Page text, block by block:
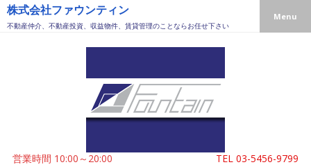
株式会社ファウンティン
不動産仲介、不動産投資、収益物件、賃貸管理のことならお任せ下さい
営業時間 10:00～20:00 TEL 03-5456-9799
Menu